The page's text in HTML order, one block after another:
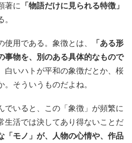
著に 「物語だけに見られる特徴」
使用である。象徴とは、
「ある形
事物を、別のある具体的なもので
白いハトが平和の象徴だとか、桜
そういうものだよね。
でいると、この「象徴」が頻繁に
生活では決してあり得ないことだ
「モノ」が、人物の心情や、作品